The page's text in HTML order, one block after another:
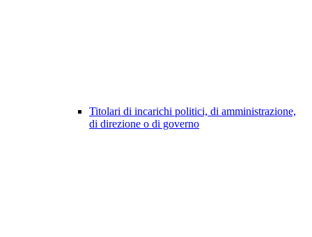
Titolari di incarichi politici, di amministrazione,
di direzione o di governo